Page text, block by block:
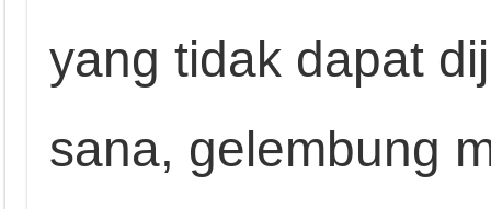
yang tidak dapat
sana, gelembung